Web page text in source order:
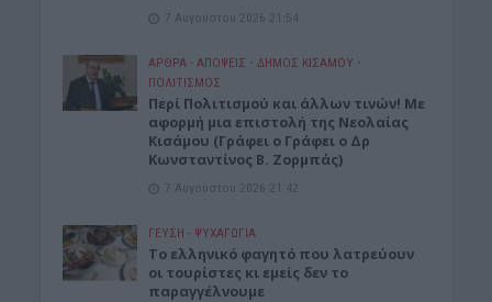
7 Αυγούστου 2026 21:54
ΑΡΘΡΑ - ΑΠΟΨΕΙΣ • ΔΉΜΟΣ ΚΙΣΆΜΟΥ •
ΠΟΛΙΤΙΣΜΟΣ
Περί Πολιτισμού και άλλων τινών! Mε
αφορμή μια επιστολή της Νεολαίας
Κισάμου (Γράφει ο Γράφει ο Δρ
Κωνσταντίνος Β. Ζορμπάς)
7 Αυγούστου 2026 21:42
ΓΕΎΣΗ - ΨΥΧΑΓΩΓΊΑ
Το ελληνικό φαγητό που λατρεύουν
οι τουρίστες κι εμείς δεν το
παραγγέλνουμε